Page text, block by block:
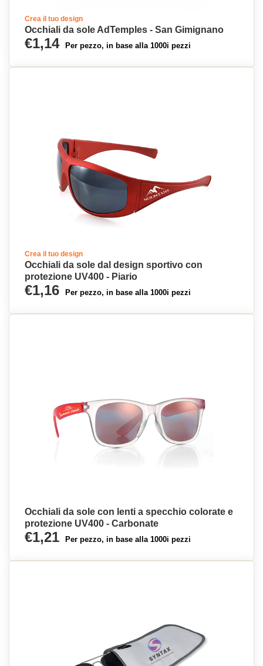
Crea il tuo design
Occhiali da sole AdTemples - San Gimignano
€1,14 Per pezzo, in base alla 1000i pezzi
Crea il tuo design
Occhiali da sole dal design sportivo con
protezione UV400 - Piario
€1,16 Per pezzo, in base alla 1000i pezzi
Occhiali da sole con lenti a specchio colorate e
protezione UV400 - Carbonate
€1,21 Per pezzo, in base alla 1000i pezzi